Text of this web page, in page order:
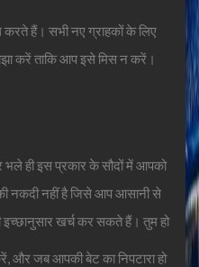
करते हैं। सभी नए ग्राहकों के लिए
करें ताकि आप इसे मिस न करें।
ही इस प्रकार के सौदों में आपको
नकदी नहीं है जिसे आप आसानी से
खर्च कर सकते हैं। तुम हो
और जब आपकी बेट का निपटारा हो